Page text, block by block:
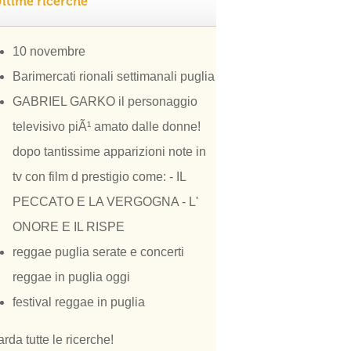
10 novembre
Barimercati rionali settimanali puglia
GABRIEL GARKO il personaggio
televisivo piÃ¹ amato dalle donne!
dopo tantissime apparizioni note in
tv con film d prestigio come: - IL
PECCATO E LA VERGOGNA - L'
ONORE E IL RISPE
reggae puglia serate e concerti
reggae in puglia oggi
festival reggae in puglia
tutte le ricerche!